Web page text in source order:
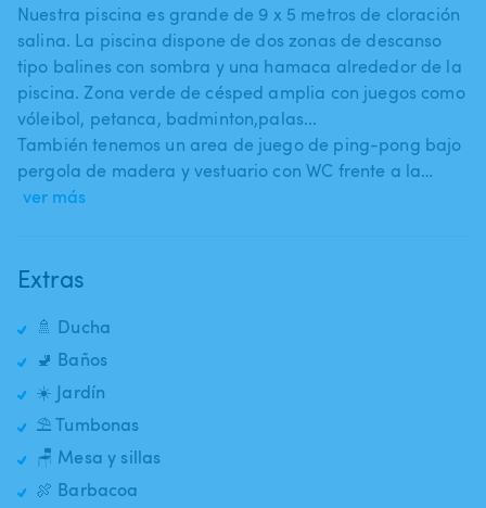
Nuestra piscina es grande de 9 x 5 metros de cloración
salina. La piscina dispone de dos zonas de descanso
tipo balines con sombra y una hamaca alrededor de la
piscina. Zona verde de césped amplia con juegos como
vóleibol​,​ petanca​,​ badminton​,​palas...
También tenemos un area de juego de ping-pong bajo
pergola de madera y vestuario con WC frente a la…
ver más
Extras
🚿 Ducha
🚽 Baños
☀️ Jardín
⛱️ Tumbonas
🪑 Mesa y sillas
🍖 Barbacoa